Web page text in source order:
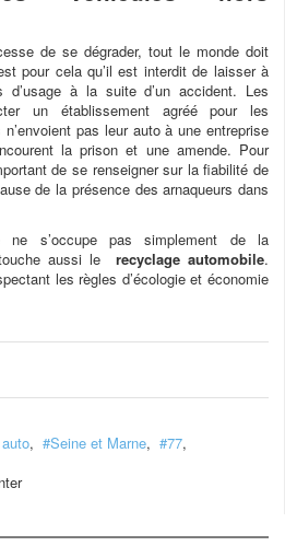
de se dégrader, tout le monde doit
pour cela qu’il est interdit de laisser à
d’usage à la suite d’un accident. Les
un établissement agréé pour les
pas leur auto à une entreprise
la prison et une amende. Pour
de se renseigner sur la fiabilité de
de la présence des arnaqueurs dans
ne s’occupe pas simplement de la
aussi le recyclage automobile.
les règles d’écologie et économie
, Seine et Marne, 77,